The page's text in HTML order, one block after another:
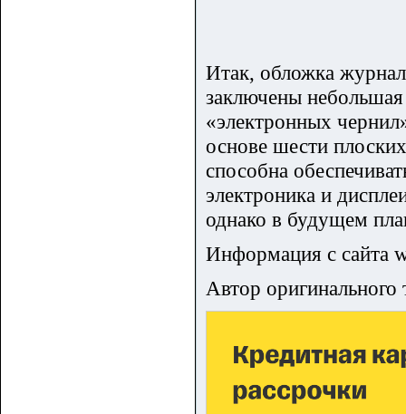
Итак, обложка
заключены небольшая
«электронных
основе шести
способна
электроника и
однако в будущем
Информация с сайта
Автор